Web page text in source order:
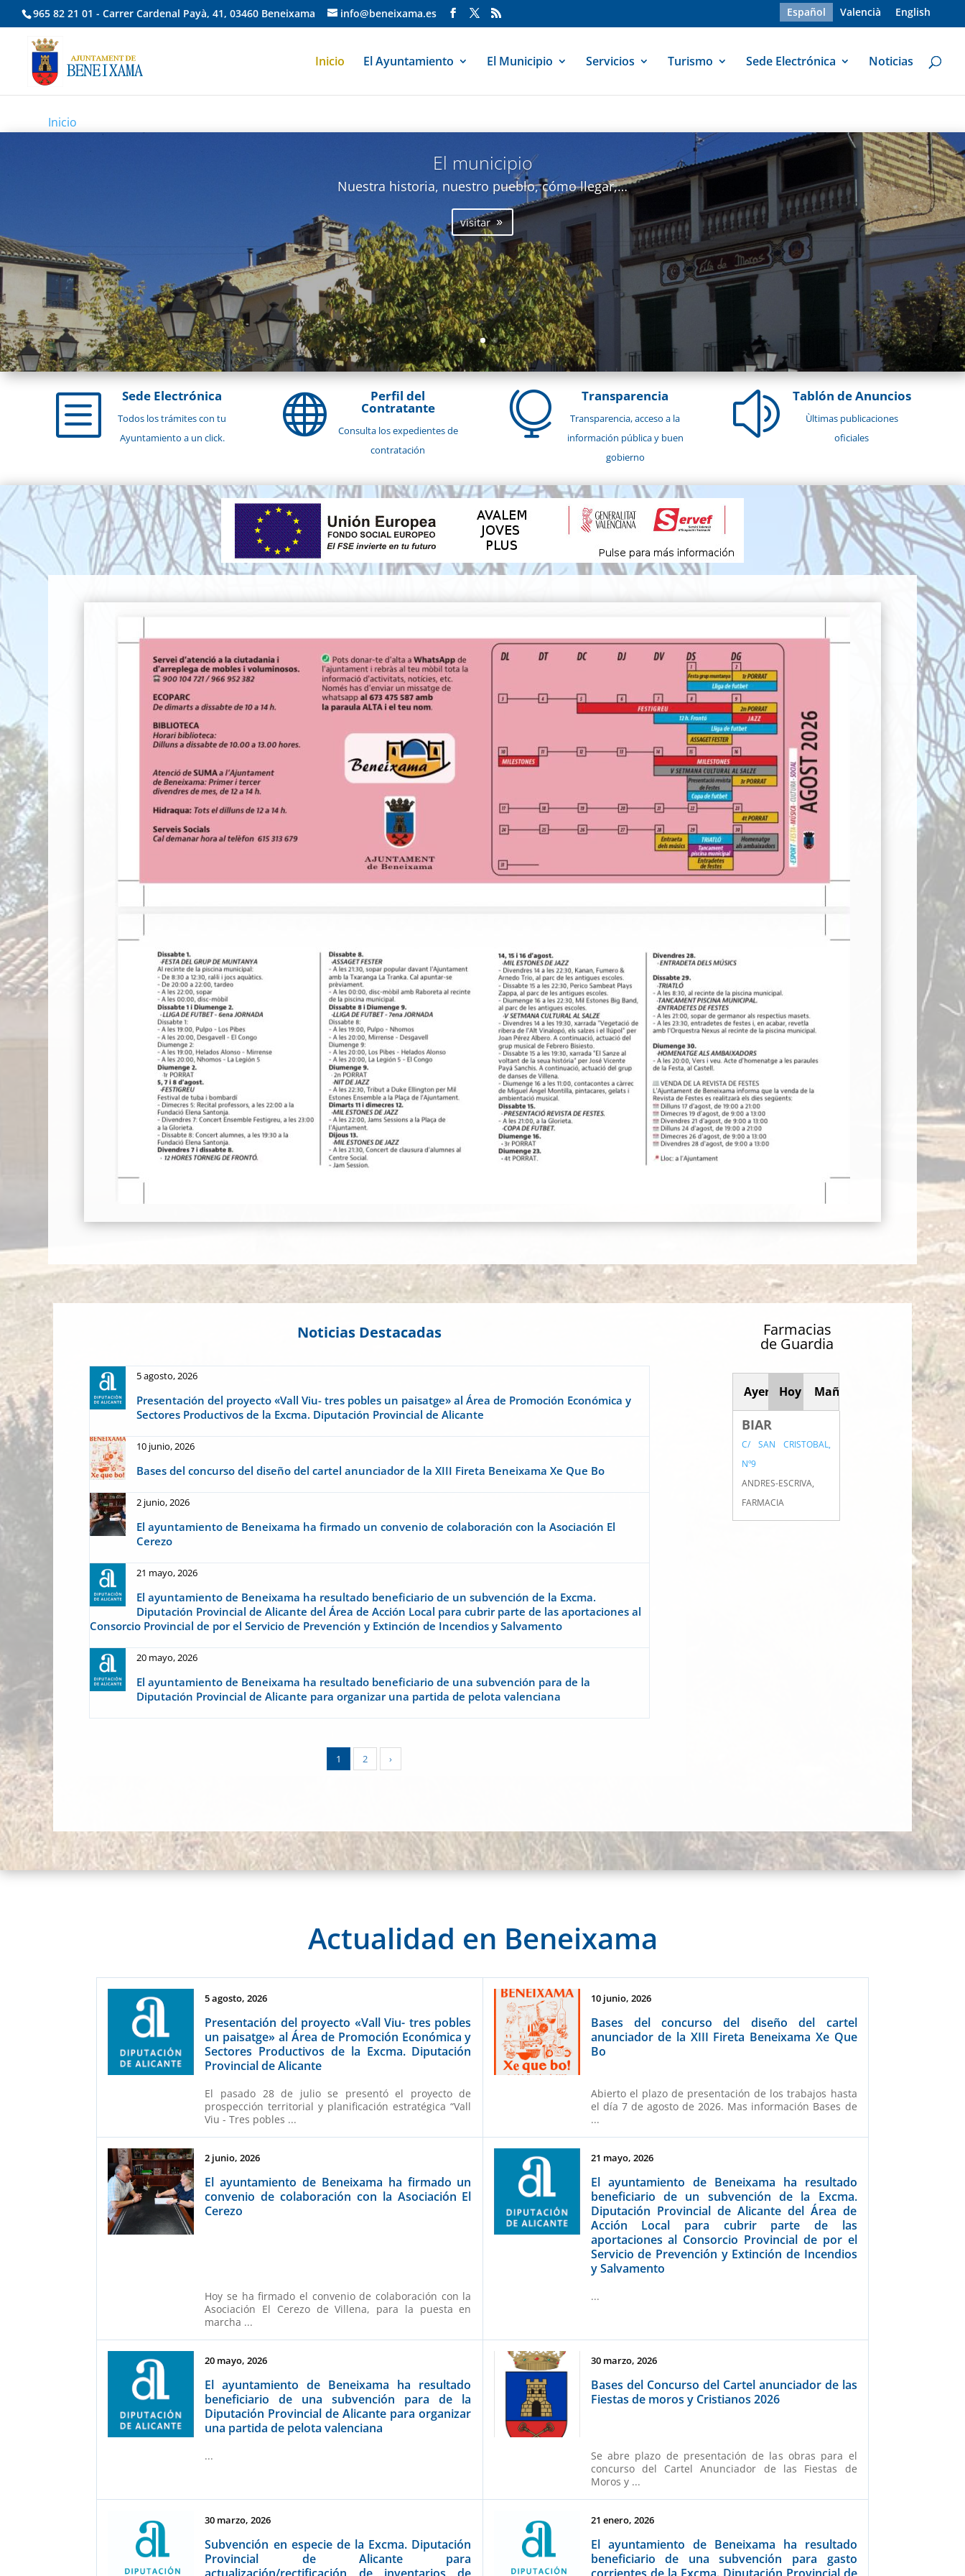
965 82 21 01 - Carrer Cardenal Payà, 41, 03460 Beneixama info@beneixama.es Español Valencià English
Inicio El Ayuntamiento El Municipio Servicios Turismo Sede Electrónica Noticias
Inicio
El municipio
Nuestra historia, nuestro pueblo, cómo llegar,…
visitar
b Sede Electrónica
Todos los trámites con tu
Ayuntamiento a un click.
 Perfil del
Contratante
Consulta los expedientes de
contratación
 Transparencia
Transparencia, acceso a la
información pública y buen
gobierno
z Tablón de Anuncios
Ùltimas publicaciones
oficiales
Noticias Destacadas
5 agosto, 2026
Presentación del proyecto «Vall Viu- tres pobles un paisatge» al Área de Promoción Económica y
Sectores Productivos de la Excma. Diputación Provincial de Alicante
10 junio, 2026
Bases del concurso del diseño del cartel anunciador de la XIII Fireta Beneixama Xe Que Bo
2 junio, 2026
El ayuntamiento de Beneixama ha firmado un convenio de colaboración con la Asociación El
Cerezo
21 mayo, 2026
El ayuntamiento de Beneixama ha resultado beneficiario de un subvención de la Excma.
Diputación Provincial de Alicante del Área de Acción Local para cubrir parte de las aportaciones al
Consorcio Provincial de por el Servicio de Prevención y Extinción de Incendios y Salvamento
20 mayo, 2026
El ayuntamiento de Beneixama ha resultado beneficiario de una subvención para de la
Diputación Provincial de Alicante para organizar una partida de pelota valenciana
1 2 ›
Farmacias
de Guardia
Ayer Hoy Mañana
BIAR
C/ SAN CRISTOBAL,
Nº9
ANDRES-ESCRIVA,
FARMACIA
Actualidad en Beneixama
5 agosto, 2026
Presentación del proyecto «Vall Viu- tres pobles
un paisatge» al Área de Promoción Económica y
Sectores Productivos de la Excma. Diputación
Provincial de Alicante
El pasado 28 de julio se presentó el proyecto de
prospección territorial y planificación estratégica “Vall
Viu - Tres pobles ...
10 junio, 2026
Bases del concurso del diseño del cartel
anunciador de la XIII Fireta Beneixama Xe Que
Bo
Abierto el plazo de presentación de los trabajos hasta
el día 7 de agosto de 2026. Mas información Bases de
...
2 junio, 2026
El ayuntamiento de Beneixama ha firmado un
convenio de colaboración con la Asociación El
Cerezo
Hoy se ha firmado el convenio de colaboración con la
Asociación El Cerezo de Villena, para la puesta en
marcha ...
21 mayo, 2026
El ayuntamiento de Beneixama ha resultado
beneficiario de un subvención de la Excma.
Diputación Provincial de Alicante del Área de
Acción Local para cubrir parte de las
aportaciones al Consorcio Provincial de por el
Servicio de Prevención y Extinción de Incendios
y Salvamento
...
20 mayo, 2026
El ayuntamiento de Beneixama ha resultado
beneficiario de una subvención para de la
Diputación Provincial de Alicante para organizar
una partida de pelota valenciana
...
30 marzo, 2026
Bases del Concurso del Cartel anunciador de las
Fiestas de moros y Cristianos 2026
Se abre plazo de presentación de las obras para el
concurso del Cartel Anunciador de las Fiestas de
Moros y ...
30 marzo, 2026
Subvención en especie de la Excma. Diputación
Provincial de Alicante para
21 enero, 2026
El ayuntamiento de Beneixama ha resultado
beneficiario de una subvención para gasto